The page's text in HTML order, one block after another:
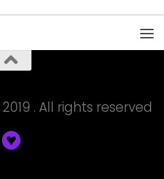
. All rights reserved